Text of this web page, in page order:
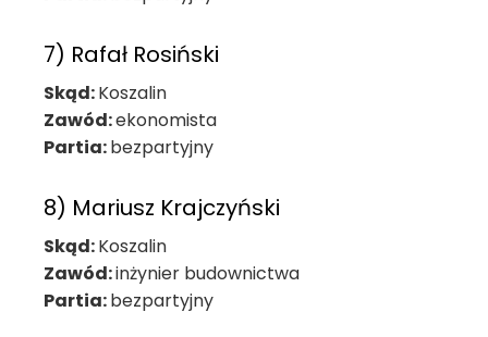
7) Rafał Rosiński
Skąd:Koszalin
Zawód:ekonomista
Partia:bezpartyjny
8) Mariusz Krajczyński
Skąd:Koszalin
Zawód:inżynier budownictwa
Partia:bezpartyjny